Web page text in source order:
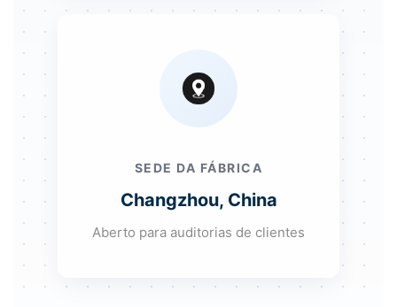
SEDE DA FÁBRICA
Changzhou, China
Aberto para auditorias de clientes